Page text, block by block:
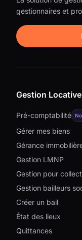
gestionnaires et
Gestion Locative
Pré-comptabilité
Gérer mes biens
Gérance
Gestion LMNP
Gestion pour
Gestion bailleurs
Créer un bail
État des lieux
Quittances